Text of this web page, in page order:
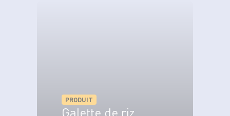
PRODUIT
Galette de riz